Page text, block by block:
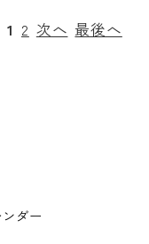
1 2 次へ 最後へ
ダー